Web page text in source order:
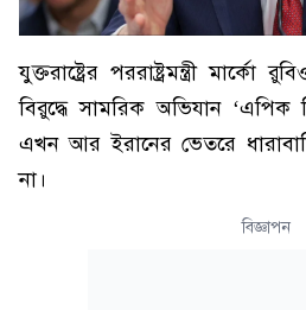
যুক্তরাষ্ট্রের পররাষ্ট্রমন্ত্রী মার্কো
বিরুদ্ধে সামরিক অভিযান ‘এপিক
এখন আর ইরানের ভেতরে
না।
বিজ্ঞাপন